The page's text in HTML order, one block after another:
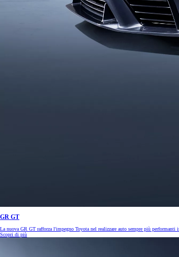
GR GT
La nuova GR GT rafforza l'impegno Toyota nel realizzare auto sempre più
Scopri di più